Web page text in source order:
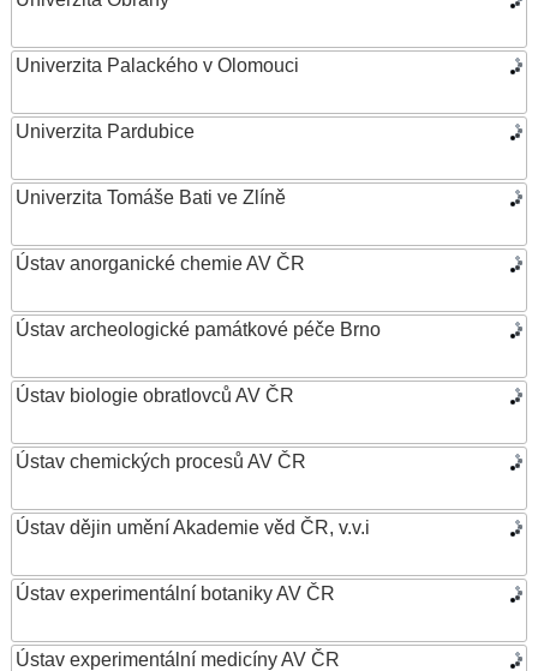
Univerzita Palackého v Olomouci
Univerzita Pardubice
Univerzita Tomáše Bati ve Zlíně
Ústav anorganické chemie AV ČR
Ústav archeologické památkové péče Brno
Ústav biologie obratlovců AV ČR
Ústav chemických procesů AV ČR
Ústav dějin umění Akademie věd ČR, v.v.i
Ústav experimentální botaniky AV ČR
Ústav experimentální medicíny AV ČR